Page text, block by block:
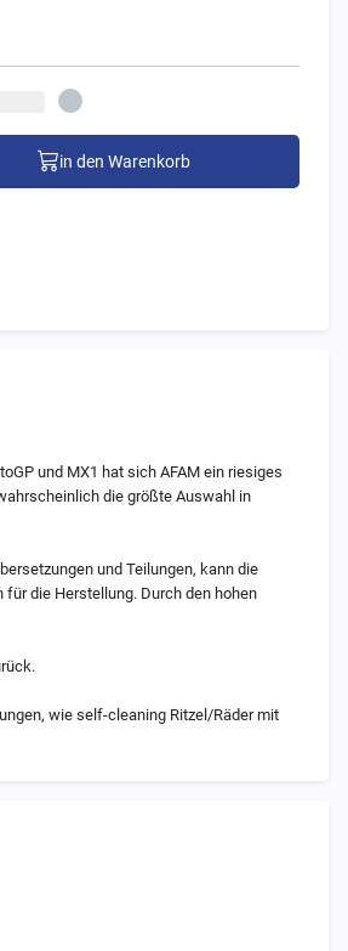
in den Warenkorb
und MX1 hat sich AFAM ein riesiges
die größte Auswahl in
und Teilungen, kann die
für die Herstellung. Durch den hohen
wie self-cleaning Ritzel/Räder mit